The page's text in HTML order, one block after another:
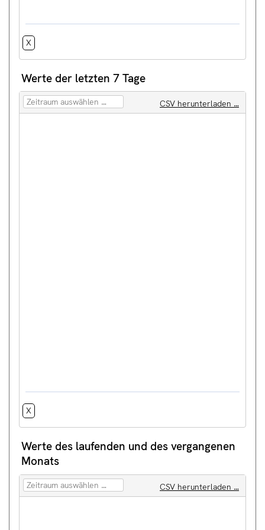
X
Werte der letzten 7 Tage
CSV herunterladen …
X
Werte des laufenden und des vergangenen
Monats
CSV herunterladen …